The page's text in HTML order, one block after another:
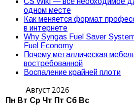
одном месте
Как меняется формат
в интернете
Why Syngas Fuel Saver
Fuel Economy
Почему металлическая
востребованной
Воспаление крайней плоти
Август 2026
Пн Вт Ср Чт Пт Сб Вс